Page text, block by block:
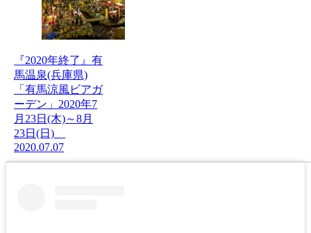
『2020年終了』有
馬温泉(兵庫県)
「有馬涼風ビアガ
ーデン」2020年7
月23日(木)～8月
23日(日)
2020.07.07